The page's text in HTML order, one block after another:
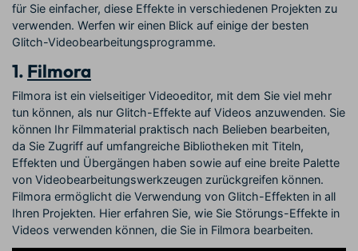
für Sie einfacher, diese Effekte in verschiedenen Projekten zu
verwenden. Werfen wir einen Blick auf einige der besten
Glitch-Videobearbeitungsprogramme.
1. Filmora
Filmora ist ein vielseitiger Videoeditor, mit dem Sie viel mehr
tun können, als nur Glitch-Effekte auf Videos anzuwenden. Sie
können Ihr Filmmaterial praktisch nach Belieben bearbeiten,
da Sie Zugriff auf umfangreiche Bibliotheken mit Titeln,
Effekten und Übergängen haben sowie auf eine breite Palette
von Videobearbeitungswerkzeugen zurückgreifen können.
Filmora ermöglicht die Verwendung von Glitch-Effekten in all
Ihren Projekten. Hier erfahren Sie, wie Sie Störungs-Effekte in
Videos verwenden können, die Sie in Filmora bearbeiten.